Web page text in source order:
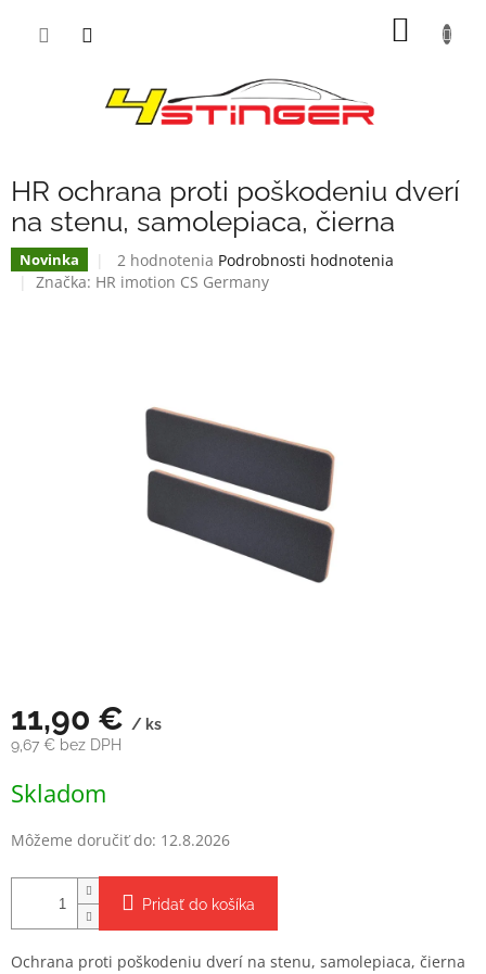
HR ochrana proti poškodeniu dverí
na stenu, samolepiaca, čierna
Novinka
Priemerné
hodnotenie
hviezdičiek.
2 hodnotenia Podrobnosti hodnotenia
Značka: HR imotion CS Germany
11,90 € / ks
9,67 € bez DPH
cena:
Skladom
Môžeme doručiť do: 12.8.2026
Pridať do košíka
Ochrana proti poškodeniu dverí na stenu, samolepiaca, čierna